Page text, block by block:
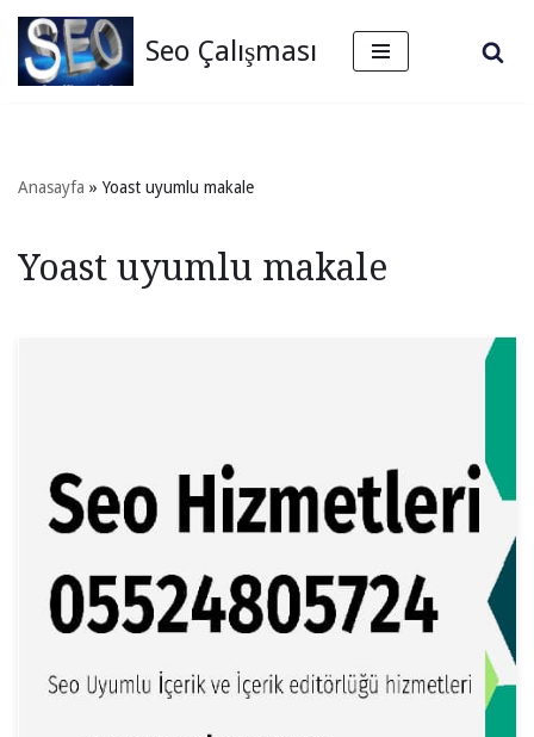
İçeriğe
geç
Seo Çalışması
Anasayfa » Yoast uyumlu makale
Yoast uyumlu makale